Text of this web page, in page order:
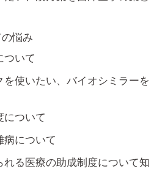
悩み
ついて
を使いたい、バイオシミラーを
について
病について
れる医療の助成制度について知